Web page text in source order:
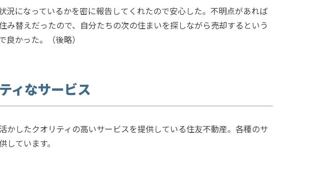
になっているかを密に報告してくれたので安心した。不明点があれば
替えだったので、自分たちの次の住まいを探しながら売却するという
かった。（後略）
ィなサービス
したクオリティの高いサービスを提供している住友不動産。各種のサ
ています。